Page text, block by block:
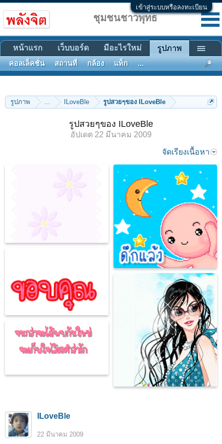
เข้าสู่ระบบหรือลงทะเบียน
รูปภาพ ... ILoveBle รูปสวยๆของ ILoveBle
รูปสวยๆของ ILoveBle
อัปเดต 22 มีนาคม 2009
จัดเรียงเนื้อหา
ILoveBle
22 มีนาคม 2009
ชุมชนชาวพุทธ
หน้าแรก เว็บบอร์ด มีอะไรใหม่ รูปภาพ
คอลเล็คชั่น สถานที่ กล้อง แท็ก ...